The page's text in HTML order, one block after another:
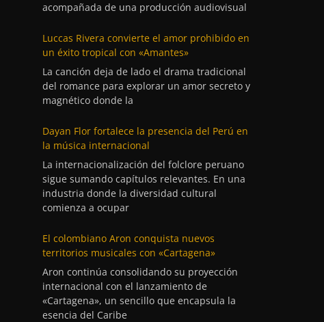
acompañada de una producción audiovisual
Luccas Rivera convierte el amor prohibido en
un éxito tropical con «Amantes»
La canción deja de lado el drama tradicional
del romance para explorar un amor secreto y
magnético donde la
Dayan Flor fortalece la presencia del Perú en
la música internacional
La internacionalización del folclore peruano
sigue sumando capítulos relevantes. En una
industria donde la diversidad cultural
comienza a ocupar
El colombiano Aron conquista nuevos
territorios musicales con «Cartagena»
Aron continúa consolidando su proyección
internacional con el lanzamiento de
«Cartagena», un sencillo que encapsula la
esencia del Caribe